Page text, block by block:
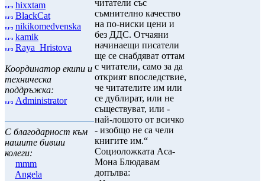
hixxtam
BlackCat
nikikomedvenska
kamik
Raya_Hristova
Координатор екипи и
техническа
поддръжка:
Administrator
С благодарност към
нашите бивши
колеги:
mmm
Angela
читатели със
съмнително качество
на по-ниски цени и
без ДДС. Отчаяни
начинаещи писатели
ще се снабдяват оттам
с читатели, само за да
открият впоследствие,
че читателите им или
се дублират, или не
съществуват, или -
най-лошото от всичко
- изобщо не са чели
книгите им.“
Социоложката Аса-
Мона Блюдавам
допълва: